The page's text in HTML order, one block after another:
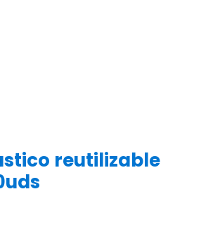
reutilizable